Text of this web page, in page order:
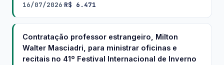
16/07/2026·R$ 6.471
Contratação professor estrangeiro, Milton
Walter Masciadri, para ministrar oficinas e
recitais no 41º Festival Internacional de Inverno